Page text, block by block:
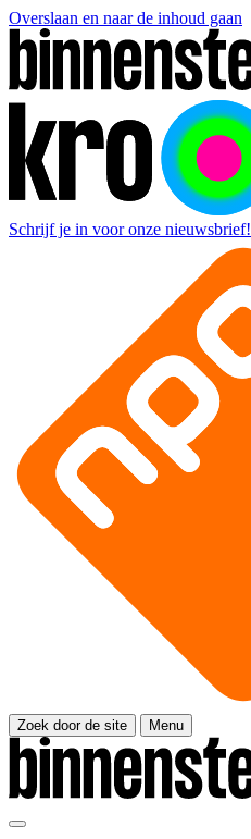
Overslaan en naar de inhoud gaan
Schrijf je in voor onze nieuwsbrief!
Zoek door de site Menu